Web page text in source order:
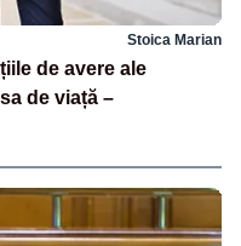
Stoica Marian
de avere ale
de viață –